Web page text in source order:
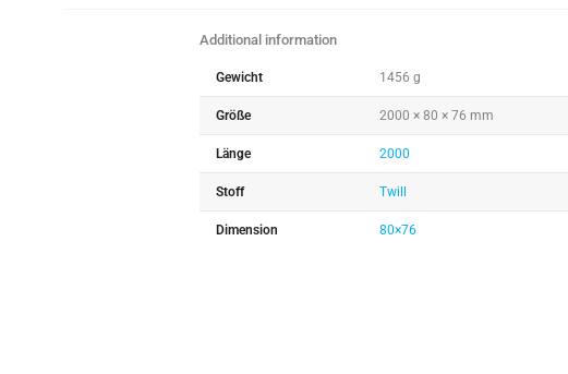
Additional information
Gewicht 1456 g
Größe 2000 × 80 × 76 mm
Länge 2000
Stoff Twill
Dimension 80×76